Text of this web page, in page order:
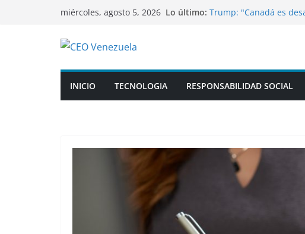
miércoles, agosto 5, 2026 Lo último: Trump: "Canadá es
descubre
¿No más alergias?
INICIO TECNOLOGIA RESPONSABILIDAD SOCIAL